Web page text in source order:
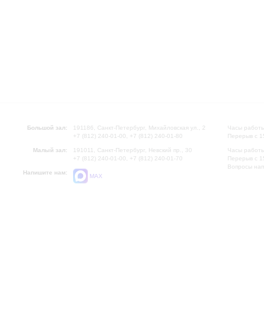
Большой зал:
191186, Санкт-Петербург, Михайловская ул., 2
+7 (812) 240-01-00, +7 (812) 240-01-80
Малый зал:
191011, Санкт-Петербург, Невский пр., 30
+7 (812) 240-01-00, +7 (812) 240-01-70
Напишите нам:
MAX
Часы
Перерыв с
Часы
Перерыв с
Вопросы